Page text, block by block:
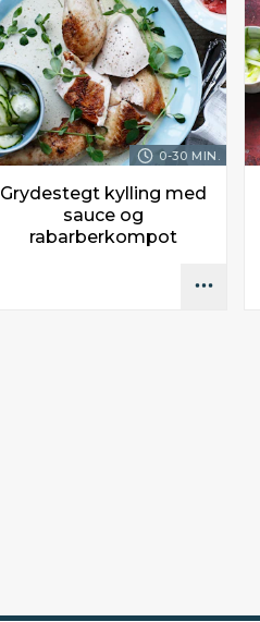
0-30 MIN.
Grydestegt kylling med
sauce og
rabarberkompot